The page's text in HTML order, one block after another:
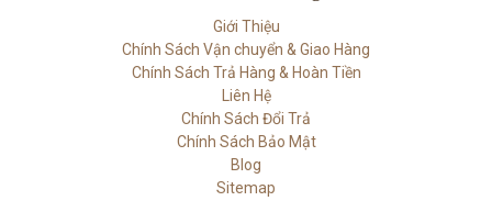
Giới Thiệu
Chính Sách Vận chuyển & Giao Hàng
Chính Sách Trả Hàng & Hoàn Tiền
Liên Hệ
Chính Sách Đổi Trả
Chính Sách Bảo Mật
Blog
Sitemap